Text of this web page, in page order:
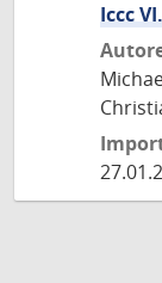
Iccc